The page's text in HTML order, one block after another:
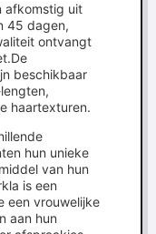
afkomstig uit
45 dagen,
ontvangt
beschikbaar
haartexturen.
hun unieke
van hun
is een
een vrouwelijke
aan hun